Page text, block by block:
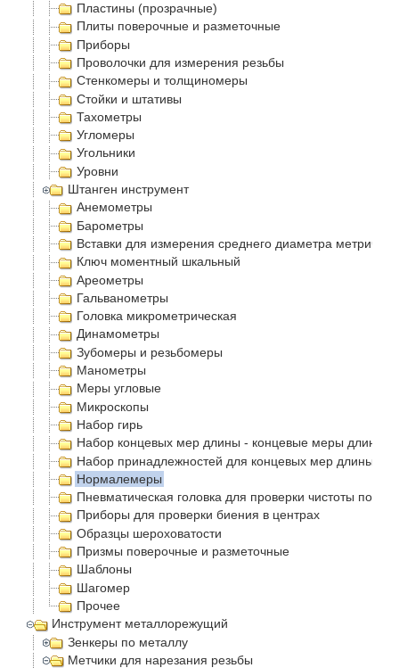
Пластины (прозрачные)
Плиты поверочные и разметочные
Приборы
Проволочки для измерения резьбы
Стенкомеры и толщиномеры
Стойки и штативы
Тахометры
Угломеры
Угольники
Уровни
Штанген инструмент
Анемометры
Барометры
Вставки для измерения среднего диаметра
Ключ моментный шкальный
Ареометры
Гальванометры
Головка микрометрическая
Динамометры
Зубомеры и резьбомеры
Манометры
Меры угловые
Микроскопы
Набор гирь
Набор концевых мер длины - концевые меры длинны
Набор принадлежностей для концевых мер длины
Нормалемеры
Пневматическая головка для проверки чистоты
Приборы для проверки биения в центрах
Образцы шероховатости
Призмы поверочные и разметочные
Шаблоны
Шагомер
Прочее
Инструмент металлорежущий
Зенкеры по металлу
Метчики для нарезания резьбы